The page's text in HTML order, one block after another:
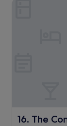
16. The
The Conwell